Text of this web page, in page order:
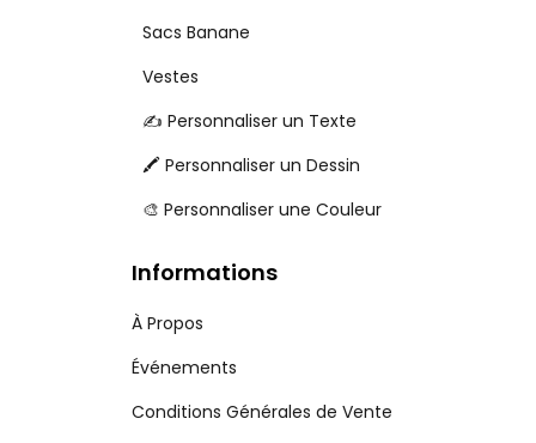
Sacs Banane
Vestes
✍️ Personnaliser un Texte
🖍️ Personnaliser un Dessin
🎨 Personnaliser une Couleur
Informations
À Propos
Événements
Conditions Générales de Vente